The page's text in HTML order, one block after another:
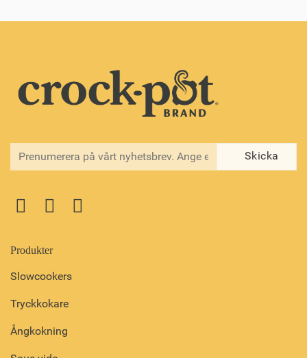
Produkter
Slowcookers
Tryckkokare
Ångkokning